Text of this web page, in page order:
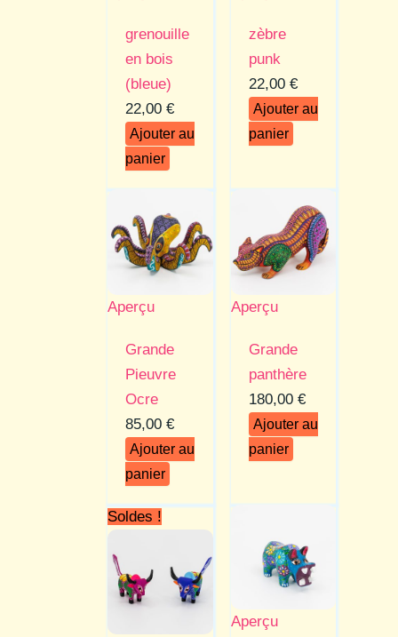
grenouille
en bois​
(bleue)
22,00 €
Ajouter au
panier
zèbre
punk
22,00 €
Ajouter au
panier
Aperçu
Grande
Pieuvre
Ocre
85,00 €
Ajouter au
panier
Aperçu
Grande
panthère
180,00 €
Ajouter au
panier
Soldes !
Aperçu